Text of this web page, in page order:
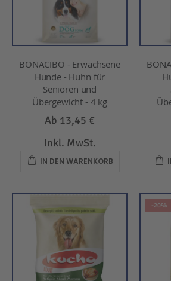
BONACIBO - Erwachsene
Hunde - Huhn für
Senioren und
Übergewicht - 4 kg
Ab 13,45 €
Inkl. MwSt.
IN DEN WARENKORB
-20%